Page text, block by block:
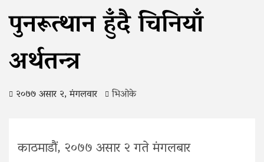
पुनरूत्थान हुँदै चिनियाँ
अर्थतन्त्र
२०७७ असार २, मंगलवार भिओके
काठमाडौं, २०७७ असार २ गते मंगलबार